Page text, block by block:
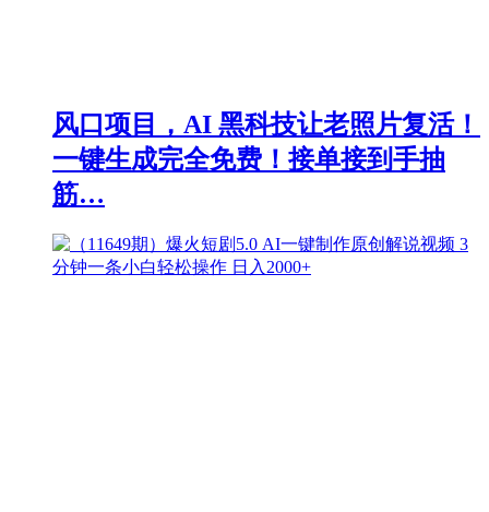
风口项目，AI 黑科技让老照片复活！
一键生成完全免费！接单接到手抽
筋…